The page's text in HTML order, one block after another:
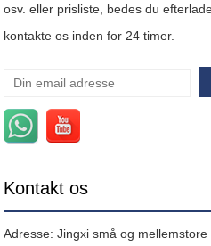
osv. eller prisliste, bedes du
kontakte os inden for 24 timer.
Kontakt os
Adresse: Jingxi små og